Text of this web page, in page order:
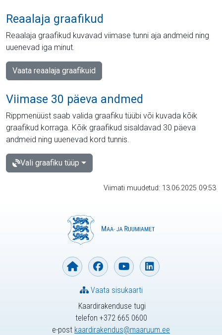
Reaalaja graafikud
Reaalaja graafikud kuvavad viimase tunni aja andmeid ning
uuenevad iga minut.
Vaata reaalaja graafikuid
Viimase 30 päeva andmed
Rippmenüüst saab valida graafiku tüübi või kuvada kõik
graafikud korraga. Kõik graafikud sisaldavad 30 päeva
andmeid ning uuenevad kord tunnis.
Vali graafiku tüüp
Viimati muudetud: 13.06.2025 09:53
Kaardirakenduse tugi
telefon +372 665 0600
e-post kaardirakendus@maaruum.ee
Vaata sisukaarti